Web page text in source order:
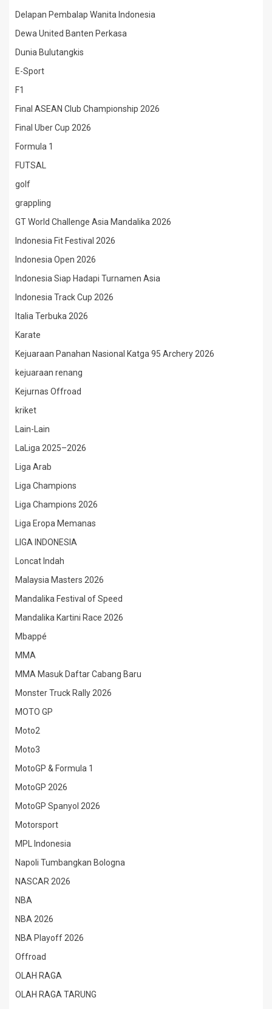
Delapan Pembalap Wanita Indonesia
Dewa United Banten Perkasa
Dunia Bulutangkis
E-Sport
F1
Final ASEAN Club Championship 2026
Final Uber Cup 2026
Formula 1
FUTSAL
golf
grappling
GT World Challenge Asia Mandalika 2026
Indonesia Fit Festival 2026
Indonesia Open 2026
Indonesia Siap Hadapi Turnamen Asia
Indonesia Track Cup 2026
Italia Terbuka 2026
Karate
Kejuaraan Panahan Nasional Katga 95 Archery 2026
kejuaraan renang
Kejurnas Offroad
kriket
Lain-Lain
LaLiga 2025–2026
Liga Arab
Liga Champions
Liga Champions 2026
Liga Eropa Memanas
LIGA INDONESIA
Loncat Indah
Malaysia Masters 2026
Mandalika Festival of Speed
Mandalika Kartini Race 2026
Mbappé
MMA
MMA Masuk Daftar Cabang Baru
Monster Truck Rally 2026
MOTO GP
Moto2
Moto3
MotoGP & Formula 1
MotoGP 2026
MotoGP Spanyol 2026
Motorsport
MPL Indonesia
Napoli Tumbangkan Bologna
NASCAR 2026
NBA
NBA 2026
NBA Playoff 2026
Offroad
OLAH RAGA
OLAH RAGA TARUNG